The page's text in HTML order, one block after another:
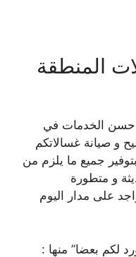
المنطقة
الخدمات في
و صيانة غسالاتكم
جميع ما يلزم من
و متطورة
على مدار اليوم
لكم بعضا” منها :